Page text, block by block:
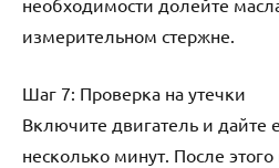
необходимости долейте
измерительном стержне.
Шаг 7: Проверка на утечки
Включите двигатель и дайте
несколько минут. После